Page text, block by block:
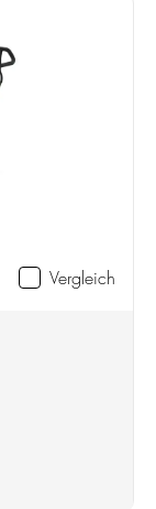
Vergleich